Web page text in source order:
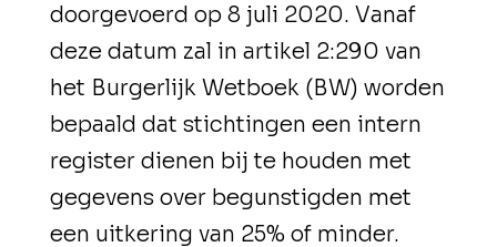
doorgevoerd op 8 juli 2020. Vanaf
deze datum zal in artikel 2:290 van
het Burgerlijk Wetboek (BW) worden
bepaald dat stichtingen een intern
register dienen bij te houden met
gegevens over begunstigden met
een uitkering van 25% of minder.